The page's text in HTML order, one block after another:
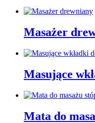
Masażer
Masujące
Mata do